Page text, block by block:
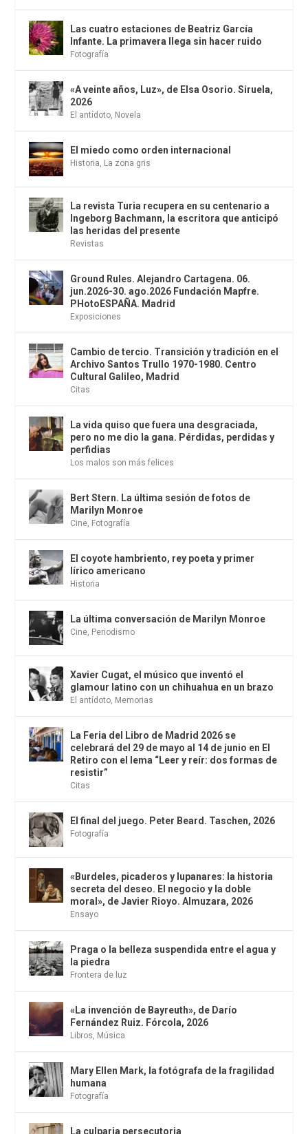
Las cuatro estaciones de Beatriz García
Infante. La primavera llega sin hacer ruido
Fotografía
«A veinte años, Luz», de Elsa Osorio. Siruela,
2026
El antídoto, Novela
El miedo como orden internacional
Historia, La zona gris
La revista Turia recupera en su centenario a
Ingeborg Bachmann, la escritora que anticipó
las heridas del presente
Revistas
Ground Rules. Alejandro Cartagena. 06.
jun.2026-30. ago.2026 Fundación Mapfre.
PHotoESPAÑA. Madrid
Exposiciones
Cambio de tercio. Transición y tradición en el
Archivo Santos Trullo 1970-1980. Centro
Cultural Galileo, Madrid
Citas
La vida quiso que fuera una desgraciada,
pero no me dio la gana. Pérdidas, perdidas y
perfidias
Los malos son más felices
Bert Stern. La última sesión de fotos de
Marilyn Monroe
Cine, Fotografía
El coyote hambriento, rey poeta y primer
lírico americano
Historia
La última conversación de Marilyn Monroe
Cine, Periodismo
Xavier Cugat, el músico que inventó el
glamour latino con un chihuahua en un brazo
El antídoto, Memorias
La Feria del Libro de Madrid 2026 se
celebrará del 29 de mayo al 14 de junio en El
Retiro con el lema “Leer y reír: dos formas de
resistir”
Citas
El final del juego. Peter Beard. Taschen, 2026
Fotografía
«Burdeles, picaderos y lupanares: la historia
secreta del deseo. El negocio y la doble
moral», de Javier Rioyo. Almuzara, 2026
Ensayo
Praga o la belleza suspendida entre el agua y
la piedra
Frontera de luz
«La invención de Bayreuth», de Darío
Fernández Ruiz. Fórcola, 2026
Libros, Música
Mary Ellen Mark, la fotógrafa de la fragilidad
humana
Fotografía
La culparia persecutoria